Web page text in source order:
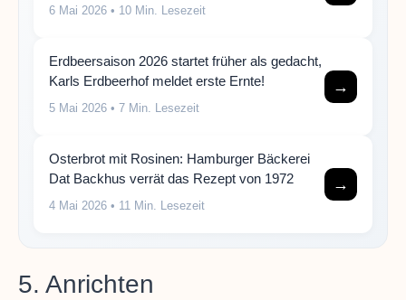
6 Mai 2026 • 10 Min. Lesezeit
Erdbeersaison 2026 startet früher als gedacht,
Karls Erdbeerhof meldet erste Ernte!
5 Mai 2026 • 7 Min. Lesezeit
→
Osterbrot mit Rosinen: Hamburger Bäckerei
Dat Backhus verrät das Rezept von 1972
4 Mai 2026 • 11 Min. Lesezeit
→
5. Anrichten